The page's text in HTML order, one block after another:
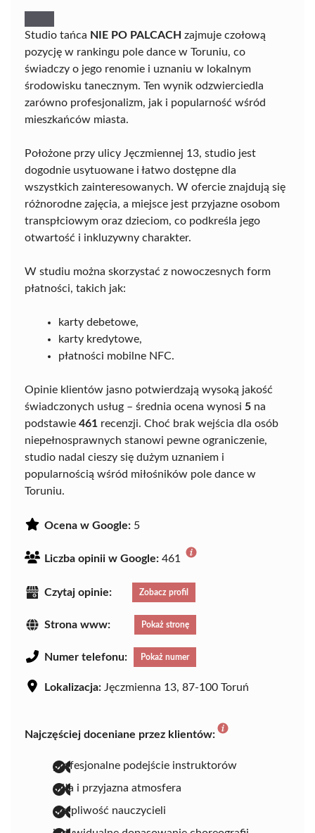
Studio tańca NIE PO PALCACH zajmuje czołową
pozycję w rankingu pole dance w Toruniu, co
świadczy o jego renomie i uznaniu w lokalnym
środowisku tanecznym. Ten wynik odzwierciedla
zarówno profesjonalizm, jak i popularność wśród
mieszkańców miasta.
Położone przy ulicy Jęczmiennej 13, studio jest
dogodnie usytuowane i łatwo dostępne dla
wszystkich zainteresowanych. W ofercie znajdują się
różnorodne zajęcia, a miejsce jest przyjazne osobom
transpłciowym oraz dzieciom, co podkreśla jego
otwartość i inkluzywny charakter.
W studiu można skorzystać z nowoczesnych form
płatności, takich jak:
karty debetowe,
karty kredytowe,
płatności mobilne NFC.
Opinie klientów jasno potwierdzają wysoką jakość
świadczonych usług – średnia ocena wynosi 5 na
podstawie 461 recenzji. Choć brak wejścia dla osób
niepełnosprawnych stanowi pewne ograniczenie,
studio nadal cieszy się dużym uznaniem i
popularnością wśród miłośników pole dance w
Toruniu.
Ocena w Google: 5
Liczba opinii w Google: 461
Czytaj opinie: Zobacz profil
Strona www: Pokaż stronę
Numer telefonu: Pokaż numer
Lokalizacja: Jęczmienna 13, 87-100 Toruń
Najczęściej doceniane przez klientów:
profesjonalne podejście instruktorów
miła i przyjazna atmosfera
cierpliwość nauczycieli